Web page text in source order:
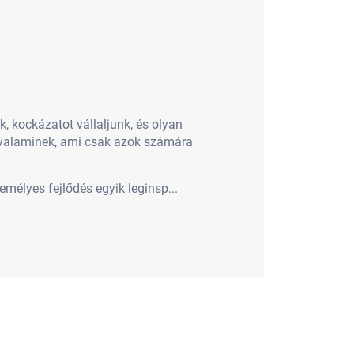
kockázatot vállaljunk, és olyan
ami csak azok számára
fejlődés egyik leginsp...